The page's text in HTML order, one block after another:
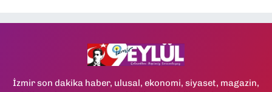
İzmir son dakika haber, ulusal, ekonomi, siyaset, magazin,